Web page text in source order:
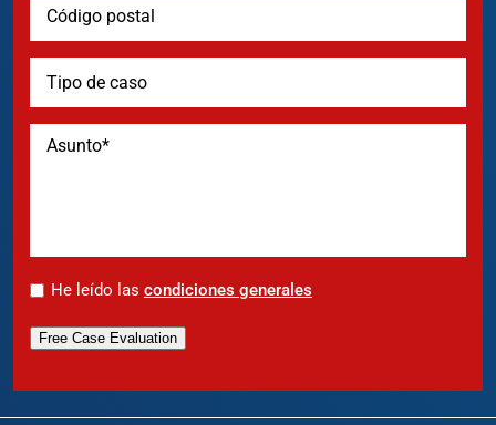
* He leído las condiciones generales
Free Case Evaluation